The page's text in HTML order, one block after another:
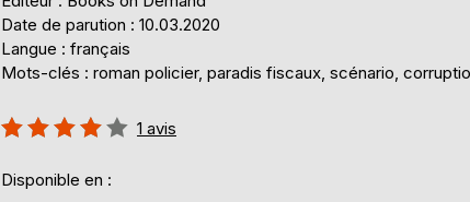
Date de parution : 10.03.2020
Langue : français
Mots-clés : roman policier, paradis fiscaux, scénario,
Évaluation:
1 avis
Disponible en :